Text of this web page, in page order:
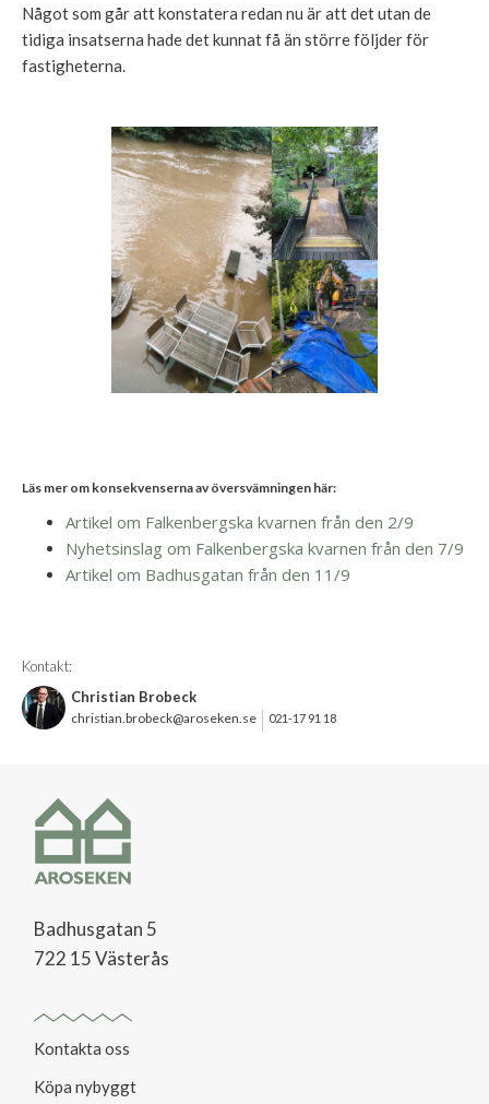
Något som går att konstatera redan nu är att det utan de
tidiga insatserna hade det kunnat få än större följder för
fastigheterna.
Läs mer om konsekvenserna av översvämningen här:
Artikel om Falkenbergska kvarnen från den 2/9
Nyhetsinslag om Falkenbergska kvarnen från den 7/9
Artikel om Badhusgatan från den 11/9
Kontakt:
Christian Brobeck
christian.brobeck@aroseken.se 021-17 91 18
Badhusgatan 5
722 15 Västerås
Kontakta oss
Köpa nybyggt